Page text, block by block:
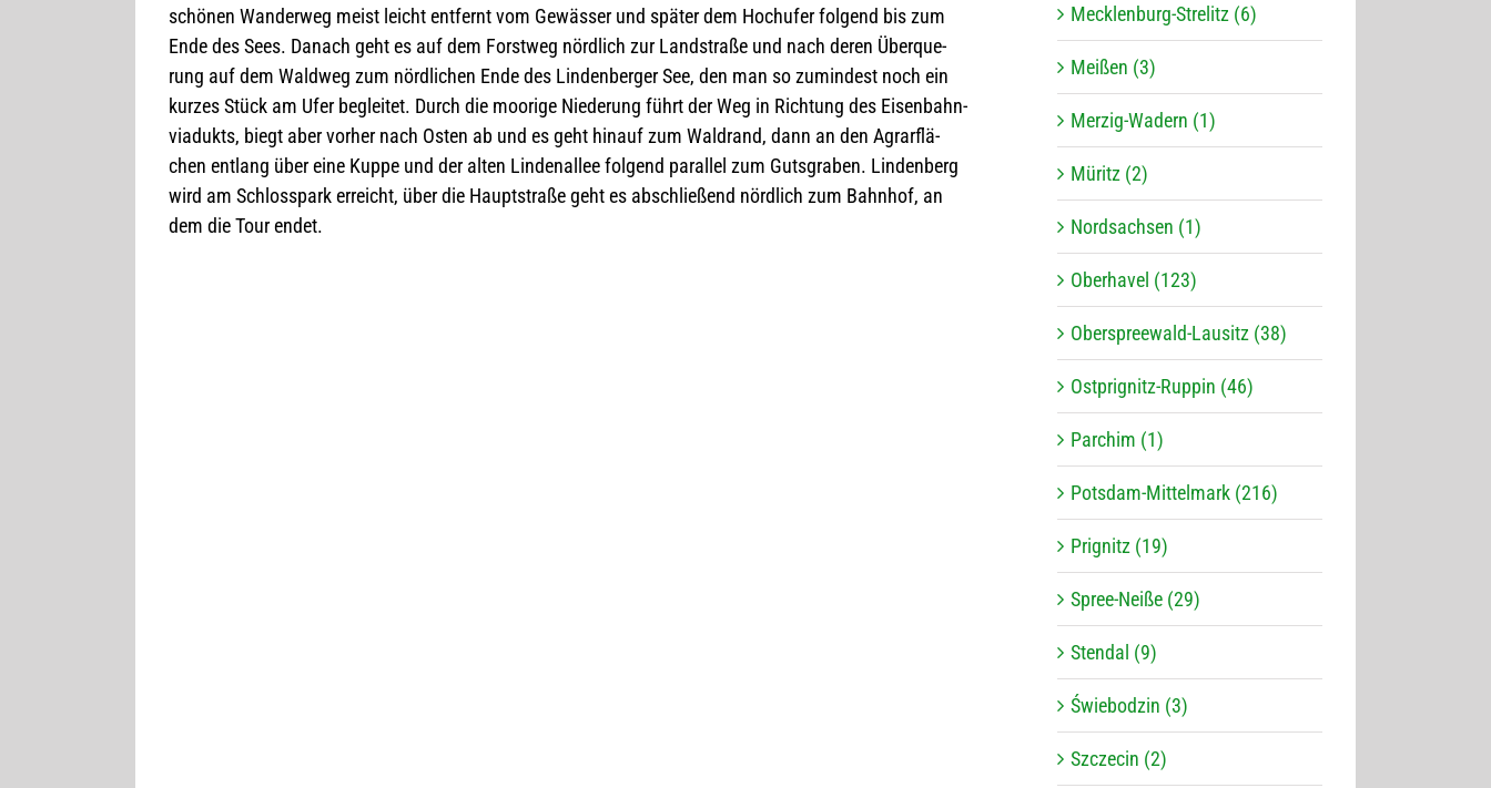
schö­nen Wan­der­weg meist leicht ent­fernt vom Gewäs­ser und spä­ter dem Hoch­ufer fol­gend bis zum
Ende des Sees. Danach geht es auf dem Forst­weg nörd­lich zur Land­straße und nach deren Über­que­
rung auf dem Wald­weg zum nörd­li­chen Ende des Lin­den­ber­ger See, den man so zumin­dest noch ein
kur­zes Stück am Ufer beglei­tet. Durch die moo­rige Nie­de­rung führt der Weg in Rich­tung des Eisen­bahn­
via­dukts, biegt aber vor­her nach Osten ab und es geht hin­auf zum Wald­rand, dann an den Agrar­flä­
chen ent­lang über eine Kuppe und der alten Lin­den­al­lee fol­gend par­al­lel zum Guts­gra­ben. Lin­den­berg
wird am Schloss­park erreicht, über die Haupt­straße geht es abschlie­ßend nörd­lich zum Bahn­hof, an
dem die Tour endet.
Mecklenburg-Strelitz (6)
Meißen (3)
Merzig-Wadern (1)
Müritz (2)
Nordsachsen (1)
Oberhavel (123)
Oberspreewald-Lausitz (38)
Ostprignitz-Ruppin (46)
Parchim (1)
Potsdam-Mittelmark (216)
Prignitz (19)
Spree-Neiße (29)
Stendal (9)
Świebodzin (3)
Szczecin (2)